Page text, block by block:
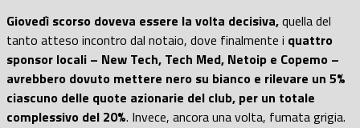
Giovedì scorso doveva essere la volta decisiva,quella del
tanto atteso incontro dal notaio, dove finalmente i quattro
sponsor locali – New Tech, Tech Med, Netoip e Copemo –
avrebbero dovuto mettere nero su bianco e rilevare un 5%
ciascuno delle quote azionarie del club, per un totale
complessivo del 20%. Invece, ancora una volta, fumata grigia.